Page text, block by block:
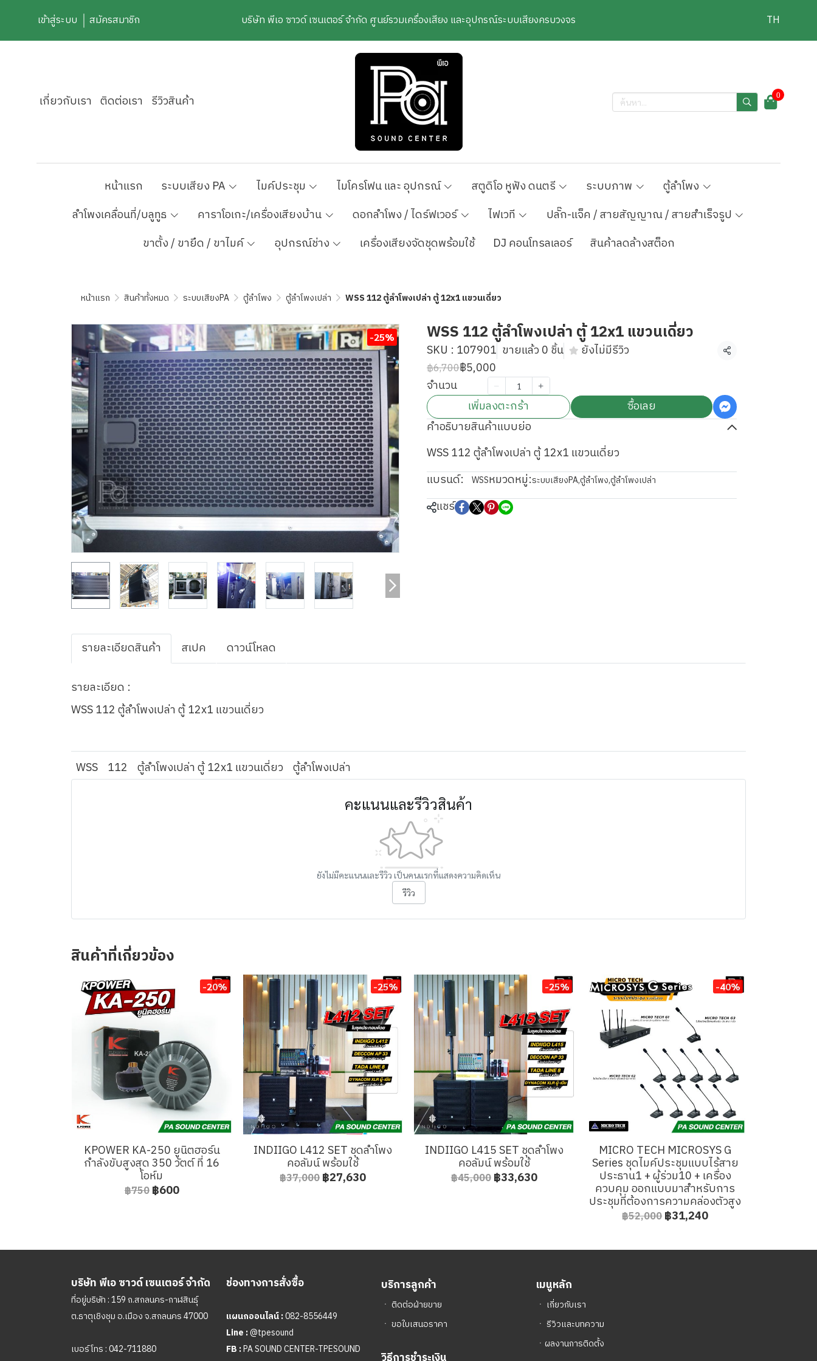
เข้าสู่ระบบ สมัครสมาชิก บริษัท พีเอ ซาวด์ เซนเตอร์ จำกัด ศูนย์รวมเครื่องเสียง และอุปกรณ์ระบบเสียงครบวงจร TH
เกี่ยวกับเรา ติดต่อเรา รีวิวสินค้า 0
หน้าแรก ระบบเสียง PA ไมค์ประชุม ไมโครโฟน และ อุปกรณ์ สตูดิโอ หูฟัง ดนตรี ระบบภาพ
ตู้ลำโพง
ลำโพงเคลื่อนที่/บลูทูธ
คาราโอเกะ/เครื่องเสียงบ้าน ดอกลำโพง / ไดร์ฟเวอร์ ไฟเวที
ปลั๊ก-แจ็ค / สายสัญญาณ / สายสำเร็จรูป
ขาตั้ง / ขายึด / ขาไมค์
อุปกรณ์ช่าง เครื่องเสียงจัดชุดพร้อมใช้ DJ คอนโทรลเลอร์ สินค้าลดล้างสต็อก
หน้าแรก สินค้าทั้งหมด ระบบเสียงPA ตู้ลำโพง ตู้ลำโพงเปล่า WSS 112 ตู้ลำโพงเปล่า ตู้ 12x1 แขวนเดี่ยว
-25% WSS 112 ตู้ลำโพงเปล่า ตู้ 12x1 แขวนเดี่ยว
SKU : 107901 ขายแล้ว 0 ชิ้น ยังไม่มีรีวิว แชร์
฿6,700฿5,000
จำนวน
เพิ่มลงตะกร้า
ซื้อเลย
คำอธิบายสินค้าแบบย่อ
WSS 112 ตู้ลำโพงเปล่า ตู้ 12x1 แขวนเดี่ยว
แบรนด์:
WSSหมวดหมู่:ระบบเสียงPA,ตู้ลำโพง,ตู้ลำโพงเปล่า
แชร์
รายละเอียดสินค้า สเปค ดาวน์โหลด
รายละเอียด :
WSS 112 ตู้ลำโพงเปล่า ตู้ 12x1 แขวนเดี่ยว
WSS 112 ตู้ลำโพงเปล่า ตู้ 12x1 แขวนเดี่ยว ตู้ลำโพงเปล่า
คะแนนและรีวิวสินค้า
ยังไม่มีคะแนนและรีวิว เป็นคนแรกที่แสดงความคิดเห็น
รีวิว
สินค้าที่เกี่ยวข้อง
-20%
KPOWER KA-250 ยูนิตฮอร์น
กำลังขับสูงสุด 350 วัตต์ ที่ 16
โอห์ม
฿750฿600
-25%
INDIIGO L412 SET ชุดลำโพง
คอลัมน์ พร้อมใช้
฿37,000฿27,630
-25%
INDIIGO L415 SET ชุดลำโพง
คอลัมน์ พร้อมใช้
฿45,000฿33,630
-40%
MICRO TECH MICROSYS G
Series ชุดไมค์ประชุมแบบไร้สาย
ประธาน1 + ผู้ร่วม10 + เครื่อง
ควบคุม ออกแบบมาสำหรับการ
ประชุมที่ต้องการความคล่องตัวสูง
฿52,000฿31,240
บริษัท พีเอ ซาวด์ เซนเตอร์ จำกัด
ที่อยู่บริษัท : 159 ถ.สกลนคร-กาฬสินธุ์
ต.ธาตุเชิงชุม อ.เมือง จ.สกลนคร 47000
เบอร์โทร :042-711880
ช่องทางการสั่งซื้อ
แผนกออนไลน์ :082-8556449
Line :@tpesound
FB :PA SOUND CENTER-TPESOUND
บริการลูกค้า
ㆍ ติดต่อฝ่ายขาย
ㆍ ขอใบเสนอราคา
เมนูหลัก
ㆍ เกี่ยวกับเรา
ㆍ รีวิวและบทความ
ㆍ ผลงานการติดตั้ง